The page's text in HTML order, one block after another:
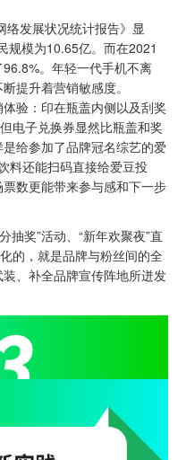
发展状况统计报告》显
规模为10.65亿。而在2021
。年轻一代手机不离
提升着营销敏感度。
验：印在瓶盖内侧以及刮奖
电子兑换券显然比瓶盖和奖
给参加了品牌冠名综艺的爱
料还能扫码直接给爱豆投
数更能带来参与感和下一步
抽奖”活动、“新年欢聚夜”直
的，就是品牌与粉丝间的全
、补全品牌宣传阵地所迸发